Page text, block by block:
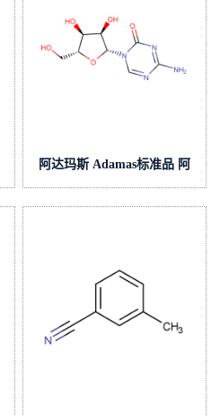
阿达玛斯 Adamas标准品 阿
扎胞苷,cas号:320-67-2,货